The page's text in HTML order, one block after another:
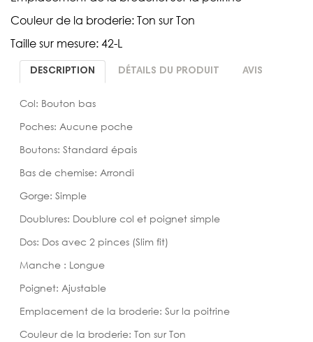
Couleur de la broderie: Ton sur Ton
Taille sur mesure: 42-L
DESCRIPTION DÉTAILS DU PRODUIT AVIS
Col: Bouton bas
Poches: Aucune poche
Boutons: Standard épais
Bas de chemise: Arrondi
Gorge: Simple
Doublures: Doublure col et poignet simple
Dos: Dos avec 2 pinces (Slim fit)
Manche : Longue
Poignet: Ajustable
Emplacement de la broderie: Sur la poitrine
Couleur de la broderie: Ton sur Ton